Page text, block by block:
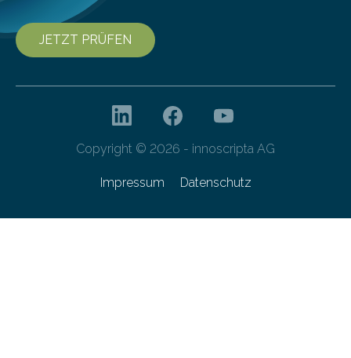
JETZT PRÜFEN
Copyright © 2026 - innoscripta AG
Impressum Datenschutz